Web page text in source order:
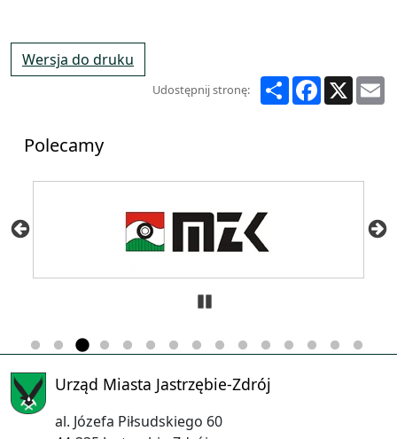
Wersja do druku
Udostępnij stronę: ShareFacebook
X
Polecamy
Zatrzymaj
Urząd Miasta Jastrzębie-Zdrój
al. Józefa Piłsudskiego 60